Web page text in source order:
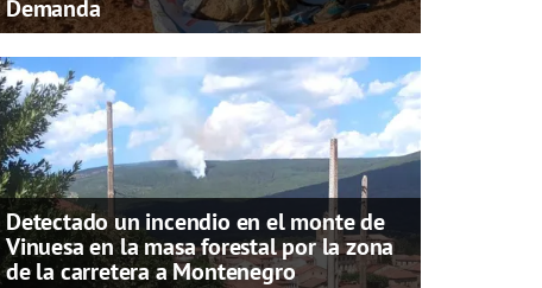
Demanda
Detectado un incendio en el monte de
Vinuesa en la masa forestal por la zona
de la carretera a Montenegro